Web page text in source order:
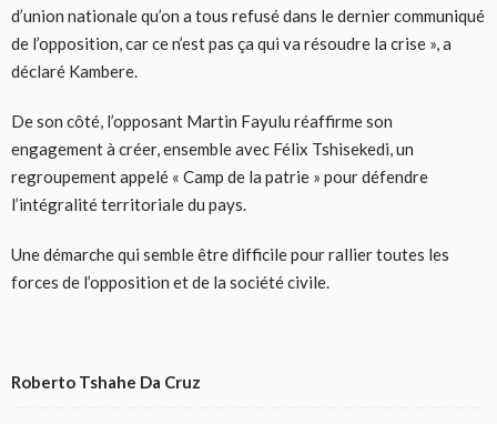
d’union nationale qu’on a tous refusé dans le dernier communiqué
de l’opposition, car ce n’est pas ça qui va résoudre la crise », a
déclaré Kambere.
De son côté, l’opposant Martin Fayulu réaffirme son
engagement à créer, ensemble avec Félix Tshisekedi, un
regroupement appelé « Camp de la patrie » pour défendre
l’intégralité territoriale du pays.
Une démarche qui semble être difficile pour rallier toutes les
forces de l’opposition et de la société civile.
Roberto Tshahe Da Cruz